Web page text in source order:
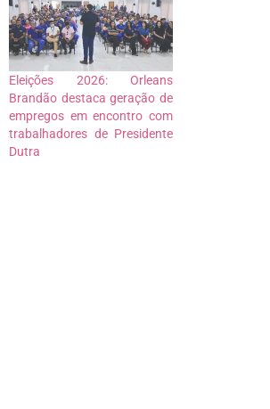
Eleições 2026: Orleans
Brandão destaca geração de
empregos em encontro com
trabalhadores de Presidente
Dutra